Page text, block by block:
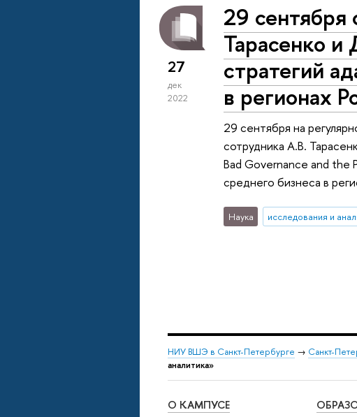
27
дек
2022
29 сентября
Тарасенко
стратегий
в регионах
29 сентября на
сотрудника А.В.
Bad Governance and the
среднего бизнеса в
Наука исследования и
НИУ ВШЭ в Санкт-Петербурге → Санкт-
аналитика»
О КАМПУСЕ